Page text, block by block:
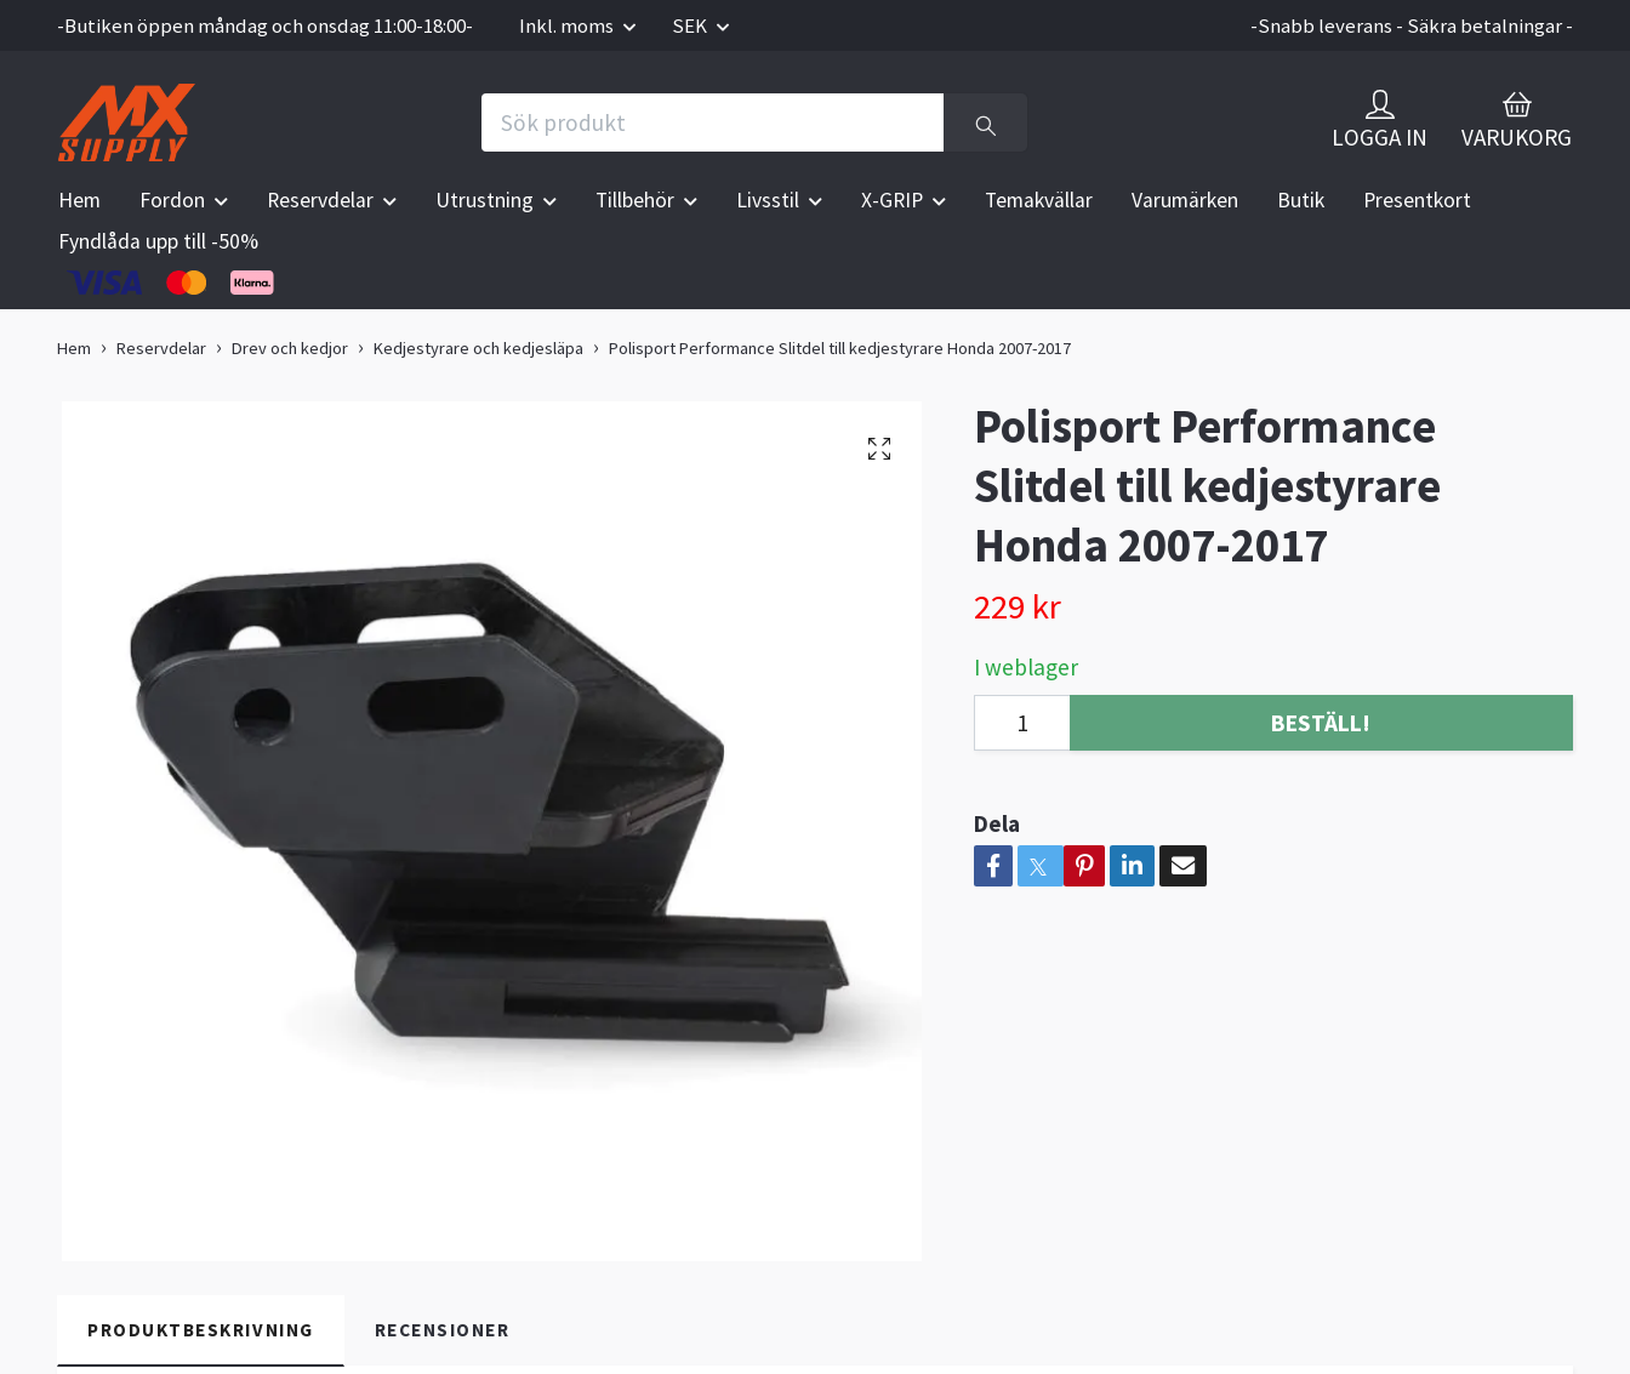
-Butiken öppen måndag och onsdag 11:00-18:00- Inkl. moms SEK -Snabb leverans - Säkra betalningar -
LOGGA IN VARUKORG
Hem Fordon Reservdelar Utrustning Tillbehör Livsstil X-GRIP Temakvällar Varumärken Butik
Presentkort
Fyndlåda upp till -50%
Hem Reservdelar Drev och kedjor Kedjestyrare och kedjesläpa Polisport Performance Slitdel till kedjestyrare Honda 2007-2017
Polisport Performance
Slitdel till kedjestyrare
Honda 2007-2017
229 kr
I weblager
BESTÄLL!
Dela
PRODUKTBESKRIVNING RECENSIONER